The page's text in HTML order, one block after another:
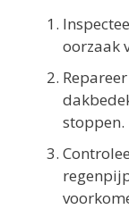
oorzaak
stoppen.